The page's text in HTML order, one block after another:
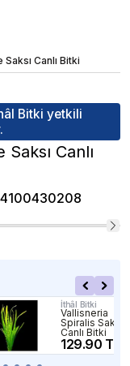
Canlı Bitki
Bitki yetkili
Canlı
İthâl Bitki
Vallisneria
Spiralis Saksı
Canlı Bitki
129.90 TL